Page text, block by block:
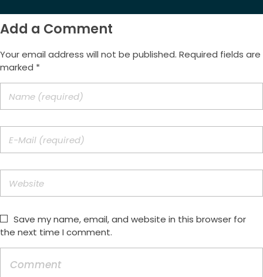
Add a Comment
Your email address will not be published. Required fields are
marked *
Save my name, email, and website in this browser for
the next time I comment.